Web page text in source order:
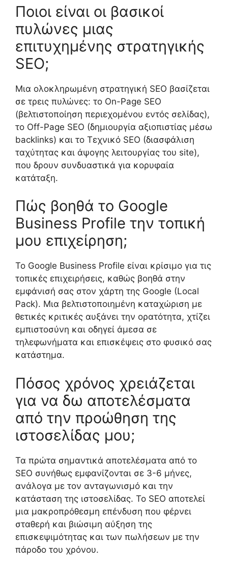
Ποιοι είναι οι βασικοί
πυλώνες μιας
επιτυχημένης στρατηγικής
SEO;
Μια ολοκληρωμένη στρατηγική SEO βασίζεται
σε τρεις πυλώνες: το On-Page SEO
(βελτιστοποίηση περιεχομένου εντός σελίδας),
το Off-Page SEO (δημιουργία αξιοπιστίας μέσω
backlinks) και το Τεχνικό SEO (διασφάλιση
ταχύτητας και άψογης λειτουργίας του site),
που δρουν συνδυαστικά για κορυφαία
κατάταξη.
Πώς βοηθά το Google
Business Profile την τοπική
μου επιχείρηση;
Το Google Business Profile είναι κρίσιμο για τις
τοπικές επιχειρήσεις, καθώς βοηθά στην
εμφάνισή σας στον χάρτη της Google (Local
Pack). Μια βελτιστοποιημένη καταχώριση με
θετικές κριτικές αυξάνει την ορατότητα, χτίζει
εμπιστοσύνη και οδηγεί άμεσα σε
τηλεφωνήματα και επισκέψεις στο φυσικό σας
κατάστημα.
Πόσος χρόνος χρειάζεται
για να δω αποτελέσματα
από την προώθηση της
ιστοσελίδας μου;
Τα πρώτα σημαντικά αποτελέσματα από το
SEO συνήθως εμφανίζονται σε 3-6 μήνες,
ανάλογα με τον ανταγωνισμό και την
κατάσταση της ιστοσελίδας. Το SEO αποτελεί
μια μακροπρόθεσμη επένδυση που φέρνει
σταθερή και βιώσιμη αύξηση της
επισκεψιμότητας και των πωλήσεων με την
πάροδο του χρόνου.